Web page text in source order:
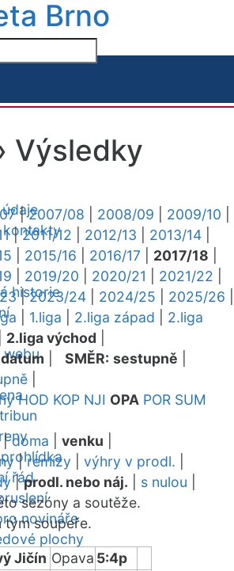
Brno
kontakty
historie
webu
řád
novináře
plochy
Výsledky
|2007/08 2008/09 2009/10
|2011/12 2012/13 2013/14
2015/16 2016/17 2017/18
2019/20 2020/21 2021/22
|2023/24 2024/25 2025/26
1.liga 2.liga západ
2.liga
2.liga východ
datum SMĚR: sestupně
HOD KOP NJI OPA POR SUM
|doma venku
|remízy výhry v prodl.
|prodl. nebo náj. s nulou
sezóny a soutěže.
tým soupeře.
Jičín Opava 5:4p